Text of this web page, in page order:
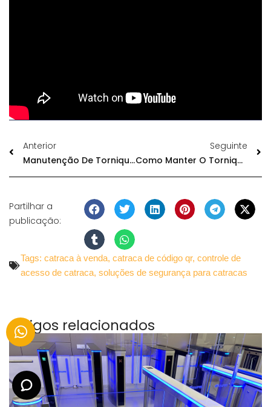
Anterior
Manutenção De Torniquetes
Seguinte
Como Manter O Torniquete A Toda A Altura No Inverno?
Partilhar a
publicação:
Tags: catraca à venda, catraca de código qr, controle de
acesso de catraca, soluções de segurança para catracas
Artigos relacionados